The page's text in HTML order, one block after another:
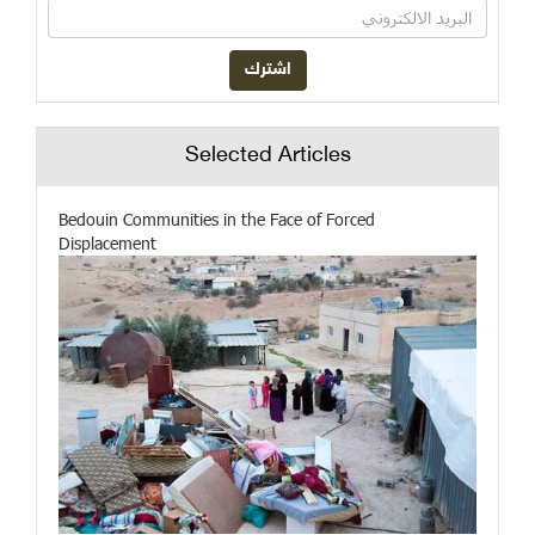
Selected Articles
Bedouin Communities in the Face of Forced
Displacement